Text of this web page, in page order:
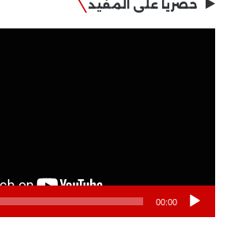
حصريا على المفيد
00:00